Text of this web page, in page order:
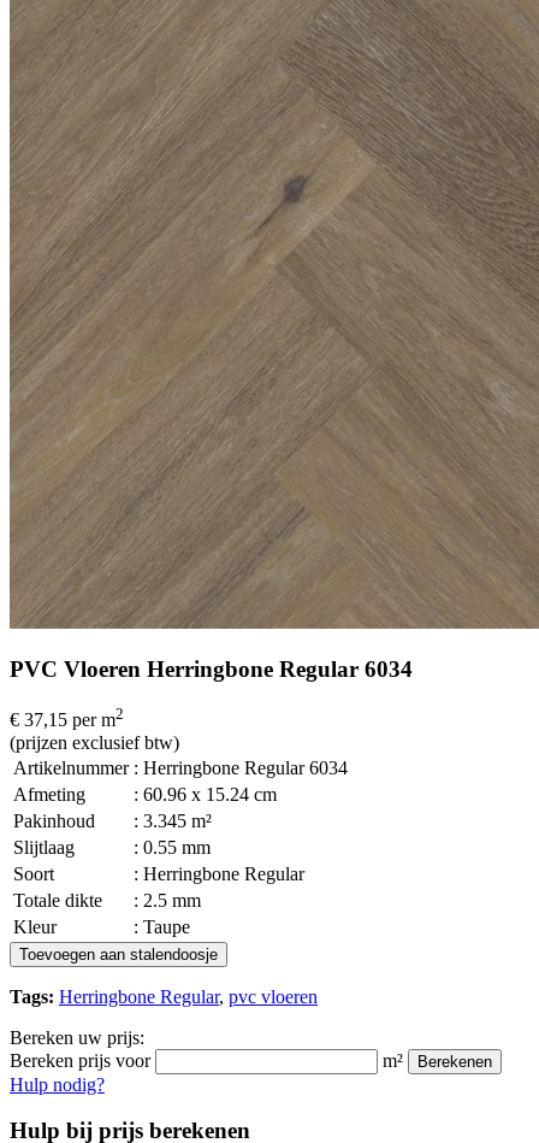
PVC Vloeren Herringbone Regular 6034
€ 37,15 per m2
(prijzen exclusief btw)
Artikelnummer : Herringbone Regular 6034
Afmeting
: 60.96 x 15.24 cm
Pakinhoud
: 3.345 m²
Slijtlaag
: 0.55 mm
Soort
: Herringbone Regular
Totale dikte
: 2.5 mm
Kleur
: Taupe
Toevoegen aan stalendoosje
Tags: Herringbone Regular, pvc vloeren
Bereken uw prijs:
Bereken prijs voor
m² Berekenen
Hulp nodig?
Hulp bij prijs berekenen